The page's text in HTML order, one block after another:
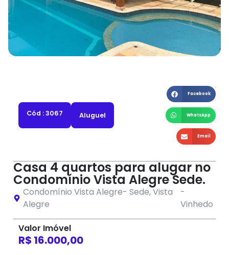
Cód : 3067 Aluguel
Facebook
WhatsApp
Email
Casa 4 quartos para alugar no
Condomínio Vista Alegre Sede.
Condomínio Vista Alegre- Sede,Vista
Alegre
-
Vinhedo
Valor Imóvel
R$ 16.000,00